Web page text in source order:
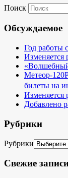
Поиск
Обсуждаемое
Год работы
Изменяется
Метеор-
билеты на
Изменяется
Добавлено
Рубрики
Рубрики
Свежие